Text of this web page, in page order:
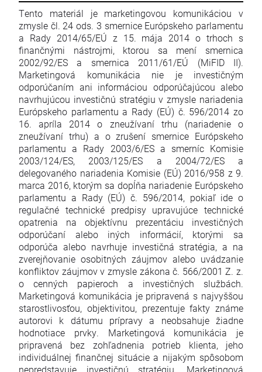
Tento materiál je marketingovou komunikáciou v
zmysle čl. 24 ods. 3 smernice Európskeho parlamentu
a Rady 2014/65/EÚ z 15. mája 2014 o trhoch s
finančnými nástrojmi, ktorou sa mení smernica
2002/92/ES a smernica 2011/61/EÚ (MiFID II).
Marketingová komunikácia nie je investičným
odporúčaním ani informáciou odporúčajúcou alebo
navrhujúcou investičnú stratégiu v zmysle nariadenia
Európskeho parlamentu a Rady (EÚ) č. 596/2014 zo
16. apríla 2014 o zneužívaní trhu (nariadenie o
zneužívaní trhu) a o zrušení smernice Európskeho
parlamentu a Rady 2003/6/ES a smerníc Komisie
2003/124/ES, 2003/125/ES a 2004/72/ES a
delegovaného nariadenia Komisie (EÚ) 2016/958 z 9.
marca 2016, ktorým sa dopĺňa nariadenie Európskeho
parlamentu a Rady (EÚ) č. 596/2014, pokiaľ ide o
regulačné technické predpisy upravujúce technické
opatrenia na objektívnu prezentáciu investičných
odporúčaní alebo iných informácií, ktorými sa
odporúča alebo navrhuje investičná stratégia, a na
zverejňovanie osobitných záujmov alebo uvádzanie
konfliktov záujmov v zmysle zákona č. 566/2001 Z. z.
o cenných papieroch a investičných službách.
Marketingová komunikácia je pripravená s najvyššou
starostlivosťou, objektivitou, prezentuje fakty známe
autorovi k dátumu prípravy a neobsahuje žiadne
hodnotiace prvky. Marketingová komunikácia je
pripravená bez zohľadnenia potrieb klienta, jeho
individuálnej finančnej situácie a nijakým spôsobom
nepredstavuje investičnú stratégiu. Marketingová